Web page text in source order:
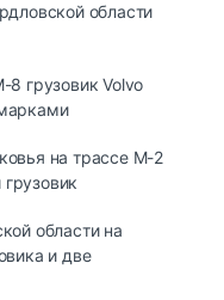
области
грузовик Volvo
на трассе М-2
области на
и две